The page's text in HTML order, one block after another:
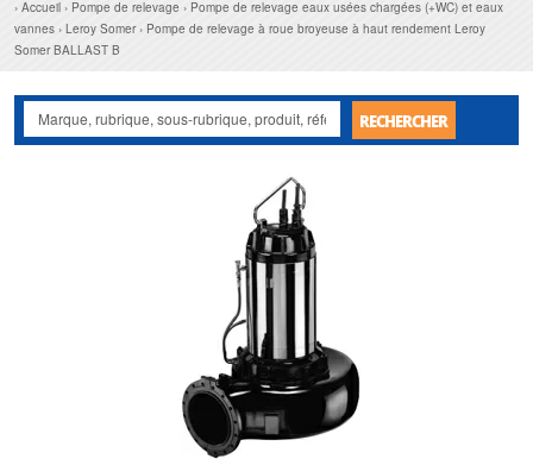
Accueil Pompe de relevage
Pompe de relevage eaux usées chargées (+WC) et eaux
vannes
Leroy Somer
Pompe de relevage à roue broyeuse à haut rendement Leroy
Somer BALLAST B
RECHERCHER